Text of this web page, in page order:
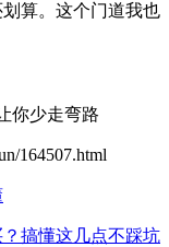
算。这个门道我也
你少走弯路
164507.html
搞懂这几点不踩坑